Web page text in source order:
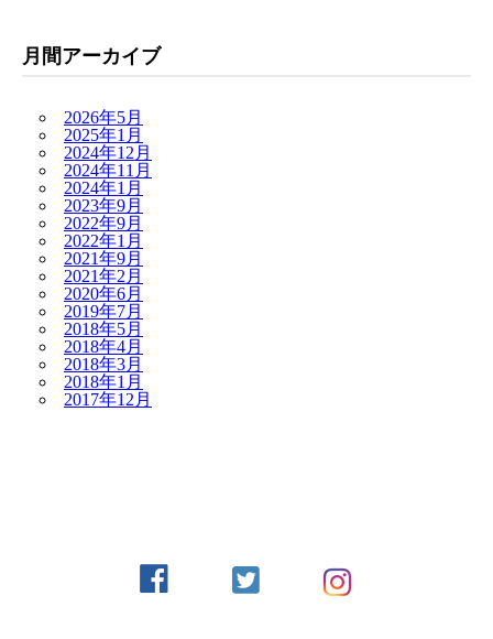
月間アーカイブ
2026年5月
2025年1月
2024年12月
2024年11月
2024年1月
2023年9月
2022年9月
2022年1月
2021年9月
2021年2月
2020年6月
2019年7月
2018年5月
2018年4月
2018年3月
2018年1月
2017年12月